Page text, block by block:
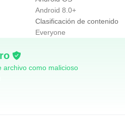
Android 8.0+
Clasificación de contenido
Everyone
archivo como malicioso